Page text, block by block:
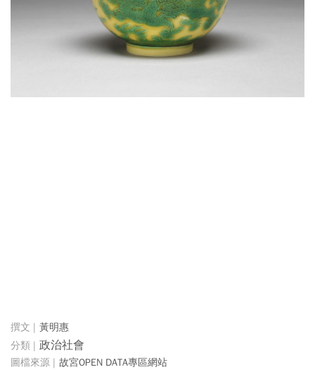
黃明惠
政治社會
故宮OPEN DATA專區網站